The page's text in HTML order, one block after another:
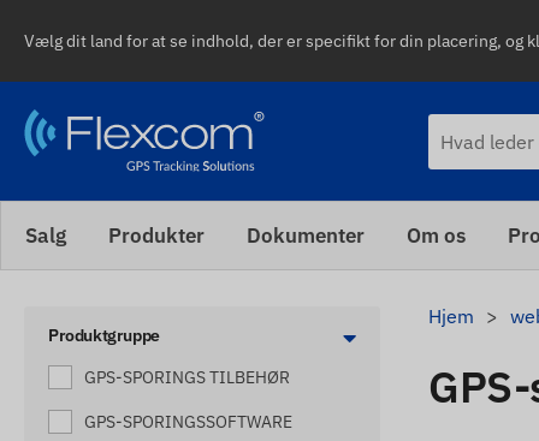
Vælg dit land for at se indhold, der er specifikt for din placering, og
Salg Produkter Dokumenter Om os
Produktgruppe
GPS-SPORINGS TILBEHØR
GPS-SPORINGSSOFTWARE
Hjem